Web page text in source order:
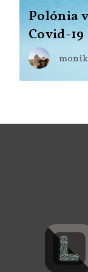
Polónia
Covid-19